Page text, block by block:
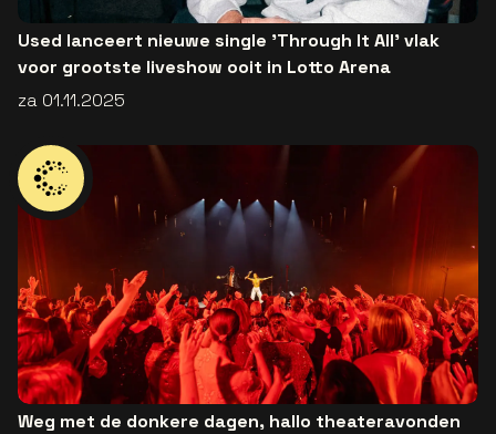
Used lanceert nieuwe single 'Through It All' vlak
voor grootste liveshow ooit in Lotto Arena
za 01.11.2025
Weg met de donkere dagen, hallo theateravonden